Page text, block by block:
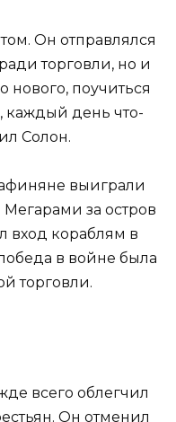
Он отправлялся
торговли, но и
нового, поучиться
каждый день что-
Солон.
выиграли
за остров
вход кораблям в
в войне была
торговли.
всего об­легчил
Он отменил